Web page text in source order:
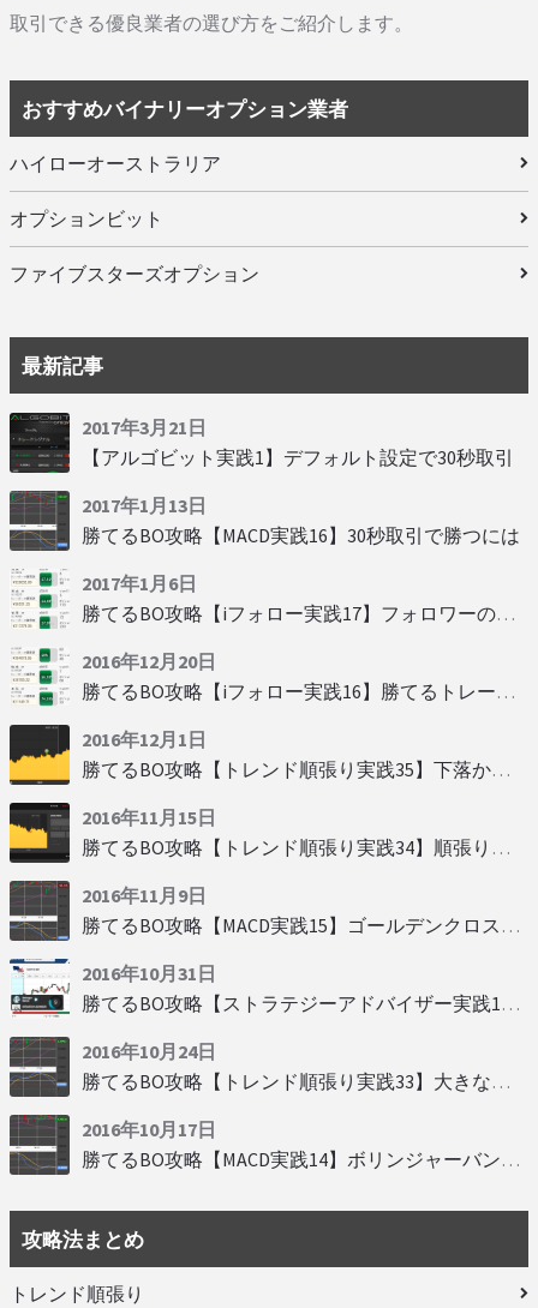
取引できる優良業者の選び方をご紹介します。
おすすめバイナリーオプション業者
ハイローオーストラリア
オプションビット
ファイブスターズオプション
最新記事
2017年3月21日
【アルゴビット実践1】デフォルト設定で30秒取引
2017年1月13日
勝てるBO攻略【MACD実践16】30秒取引で勝つには
2017年1月6日
勝てるBO攻略【iフォロー実践17】フォロワーの少ない人をフォローする
2016年12月20日
勝てるBO攻略【iフォロー実践16】勝てるトレーダーを見抜く
2016年12月1日
勝てるBO攻略【トレンド順張り実践35】下落からの反発を見極める
2016年11月15日
勝てるBO攻略【トレンド順張り実践34】順張りに適した変動
2016年11月9日
勝てるBO攻略【MACD実践15】ゴールデンクロスで勝つ
2016年10月31日
勝てるBO攻略【ストラテジーアドバイザー実践19】慌てず自動分析
2016年10月24日
勝てるBO攻略【トレンド順張り実践33】大きな変動にすべり込み
2016年10月17日
勝てるBO攻略【MACD実践14】ボリンジャーバンドとともに相場を読む
攻略法まとめ
トレンド順張り